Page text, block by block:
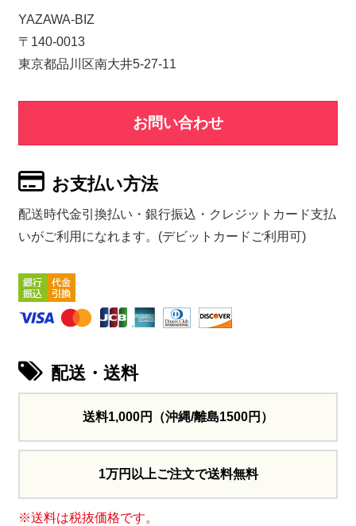
YAZAWA-BIZ
〒140-0013
東京都品川区南大井5-27-11
お問い合わせ
お支払い方法
配送時代金引換払い・銀行振込・クレジットカード支払
いがご利用になれます。(デビットカードご利用可)
配送・送料
送料1,000円 （沖縄/離島1500円）
1万円以上ご注文で送料無料
※送料は税抜価格です。